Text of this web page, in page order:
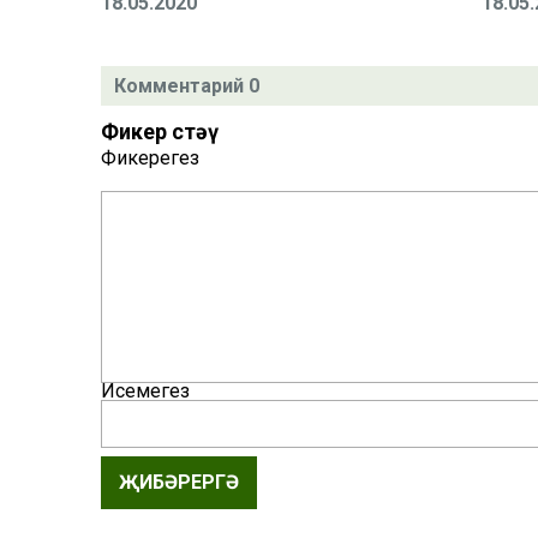
Комментарий 0
Фикер өстәү
Фикерегез
Исемегез
ҖИБӘРЕРГӘ